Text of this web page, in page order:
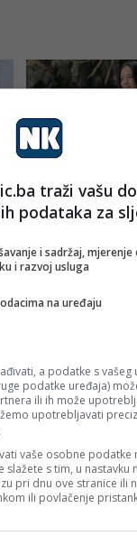
proizvoda.
saradnju sa
dali
traži vašu
podataka za
i sadržaj, mjerenje
i razvoj usluga
na uređaju
a podatke s vašeg
podatke uređaja)
ili ih može
upotrebljavati
vaše osobne podatke
slažete s tim, u nastavku
pri dnu ove stranice ili
ili povlačenje